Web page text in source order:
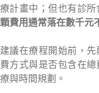
療計畫中；但也有診所
顆費用通常落在數千元
建議在療程開始前，
費方式與是否包含在
療與時間規劃。